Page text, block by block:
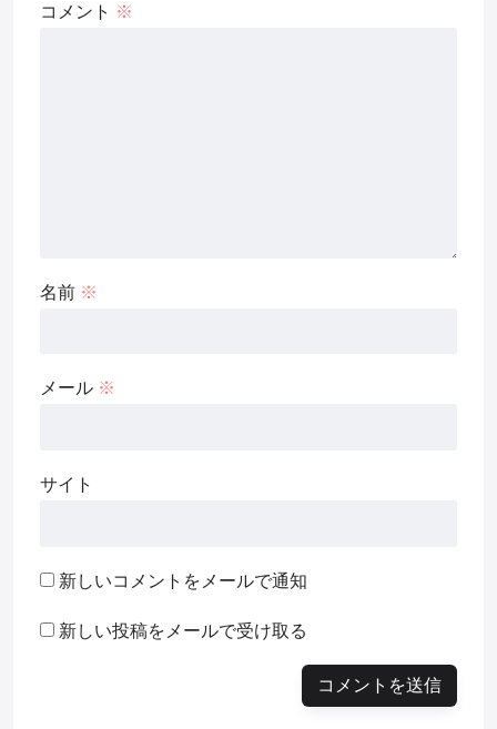
コメント ※
名前 ※
メール ※
サイト
新しいコメントをメールで通知
新しい投稿をメールで受け取る